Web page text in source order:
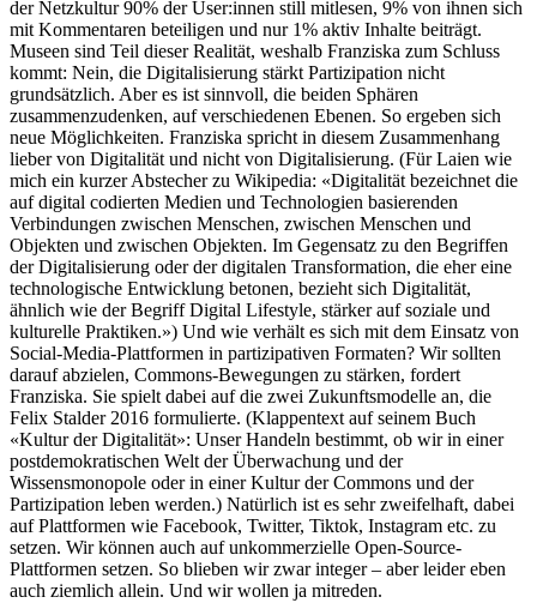
der Netzkultur 90% der User:innen still mitlesen, 9% von ihnen sich
mit Kommentaren beteiligen und nur 1% aktiv Inhalte beiträgt.
Museen sind Teil dieser Realität, weshalb Franziska zum Schluss
kommt: Nein, die Digitalisierung stärkt Partizipation nicht
grundsätzlich. Aber es ist sinnvoll, die beiden Sphären
zusammenzudenken, auf verschiedenen Ebenen. So ergeben sich
neue Möglichkeiten. Franziska spricht in diesem Zusammenhang
lieber von Digitalität und nicht von Digitalisierung. (Für Laien wie
mich ein kurzer Abstecher zu Wikipedia: «Digitalität bezeichnet die
auf digital codierten Medien und Technologien basierenden
Verbindungen zwischen Menschen, zwischen Menschen und
Objekten und zwischen Objekten. Im Gegensatz zu den Begriffen
der Digitalisierung oder der digitalen Transformation, die eher eine
technologische Entwicklung betonen, bezieht sich Digitalität,
ähnlich wie der Begriff Digital Lifestyle, stärker auf soziale und
kulturelle Praktiken.») Und wie verhält es sich mit dem Einsatz von
Social-Media-Plattformen in partizipativen Formaten? Wir sollten
darauf abzielen, Commons-Bewegungen zu stärken, fordert
Franziska. Sie spielt dabei auf die zwei Zukunftsmodelle an, die
Felix Stalder 2016 formulierte. (Klappentext auf seinem Buch
«Kultur der Digitalität»: Unser Handeln bestimmt, ob wir in einer
postdemokratischen Welt der Überwachung und der
Wissensmonopole oder in einer Kultur der Commons und der
Partizipation leben werden.) Natürlich ist es sehr zweifelhaft, dabei
auf Plattformen wie Facebook, Twitter, Tiktok, Instagram etc. zu
setzen. Wir können auch auf unkommerzielle Open-Source-
Plattformen setzen. So blieben wir zwar integer – aber leider eben
auch ziemlich allein. Und wir wollen ja mitreden.